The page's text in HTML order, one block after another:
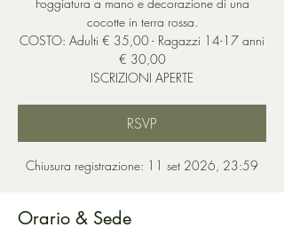
cocotte in terra rossa.
COSTO: Adulti € 35,00 - Ragazzi 14-17 anni
€ 30,00
ISCRIZIONI APERTE
RSVP
Chiusura registrazione: 11 set 2026, 23:59
Orario & Sede